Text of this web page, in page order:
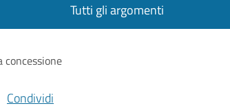
Tutti gli argomenti
Condividi